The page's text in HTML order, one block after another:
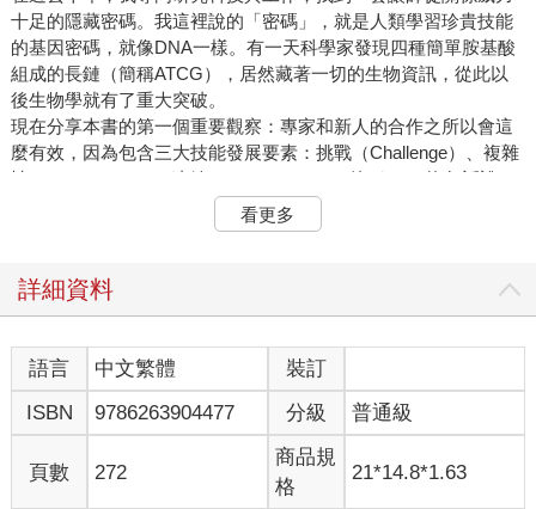
十足的隱藏密碼。我這裡說的「密碼」，就是人類學習珍貴技能
的基因密碼，就像DNA一樣。有一天科學家發現四種簡單胺基酸
組成的長鏈（簡稱ATCG），居然藏著一切的生物資訊，從此以
後生物學就有了重大突破。
現在分享本書的第一個重要觀察：專家和新人的合作之所以會這
麼有效，因為包含三大技能發展要素：挑戰（Challenge）、複雜
性（Complexity）、連結（Connection），簡稱3C。換句話說，
分別是挑戰極限、掌握大局，以及建立信任與尊重。這是學習寶
貴技能的基本條件，就像遺傳學中的四種胺基酸一樣重要。
的起點，認識這三大要素，也只是技能研究的開始。接下來你還
覺技能發展就應該這樣進行；但是世界一直在變化，新的方法正
在崛起，傳統的方法正在沒落。更何況世上並沒有一種通用方
法，適合所有的人、職業和組織。
因此，探索這套技能密碼，不僅能復刻十六萬年歷史的學習系
統，還能在這個目眩神迷的現代世界，找到健全的技能培養方
式，妥善保存下來，因為技能密碼有一個特點，就是不受工具或
看更多
詳細資料
語言 中文繁體
裝訂
ISBN
9786263904477 分級 普通級
頁數 272
商品規
格
21*14.8*1.63